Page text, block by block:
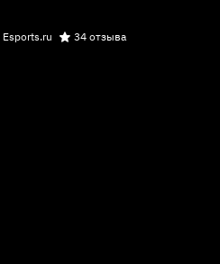
Esports.ru 34 отзыва